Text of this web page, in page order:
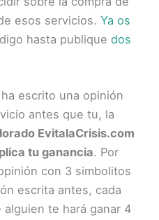
esos servicios. Ya os
hasta publique dos
escrito una opinión
antes que tu, la
EvitalaCrisis.com
tu ganancia. Por
con 3 simbolitos
escrita antes, cada
te hará ganar 4